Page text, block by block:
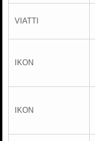
VIATTI
IKON
IKON